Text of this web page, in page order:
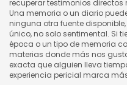
recuperar testimonios
Una memoria o un diario
ninguna otra fuente
único, no solo sentimental. Si
época o un tipo de memoria
materias donde más nos
exacta que alguien lleva
experiencia pericial marca